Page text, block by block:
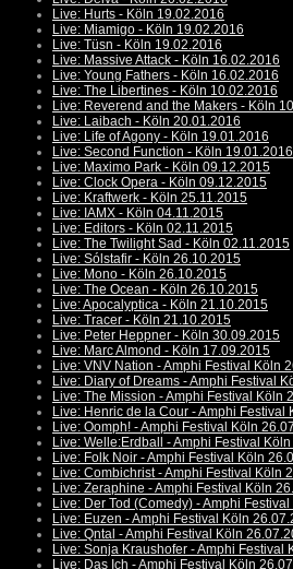
Live: Hurts - Köln 19.02.2016
Live: Miamigo - Köln 19.02.2016
Live: Tüsn - Köln 19.02.2016
Live: Massive Attack - Köln 16.02.2016
Live: Young Fathers - Köln 16.02.2016
Live: The Libertines - Köln 10.02.2016
Live: Reverend and the Makers - Köln
Live: Laibach - Köln 20.01.2016
Live: Life of Agony - Köln 19.01.2016
Live: Second Function - Köln 19.01.2016
Live: Maximo Park - Köln 09.12.2015
Live: Clock Opera - Köln 09.12.2015
Live: Kraftwerk - Köln 25.11.2015
Live: IAMX - Köln 04.11.2015
Live: Editors - Köln 02.11.2015
Live: The Twilight Sad - Köln 02.11.2015
Live: Sólstafir - Köln 26.10.2015
Live: Mono - Köln 26.10.2015
Live: The Ocean - Köln 26.10.2015
Live: Apocalyptica - Köln 21.10.2015
Live: Tracer - Köln 21.10.2015
Live: Peter Heppner - Köln 30.09.2015
Live: Marc Almond - Köln 17.09.2015
Live: VNV Nation - Amphi Festival Köln
Live: Diary of Dreams - Amphi Festival
Live: The Mission - Amphi Festival Köln
Live: Henric de la Cour - Amphi Festival
Live: Oomph! - Amphi Festival Köln
Live: Welle:Erdball - Amphi Festival
Live: Folk Noir - Amphi Festival Köln
Live: Combichrist - Amphi Festival Köln
Live: Zeraphine - Amphi Festival Köln
Live: Der Tod (Comedy) - Amphi
Live: Euzen - Amphi Festival Köln
Live: Qntal - Amphi Festival Köln
Live: Sonja Kraushofer - Amphi Festival
Live: Das Ich - Amphi Festival Köln